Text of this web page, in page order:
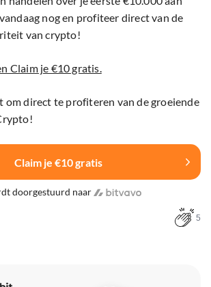
nog en profiteer direct van de
van crypto!
Claim je €10 gratis.
om direct te profiteren van de groeiende
Claim je €10 gratis
doorgestuurd naar
5